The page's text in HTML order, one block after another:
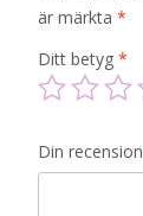
är märkta *
Ditt betyg *
Din recension